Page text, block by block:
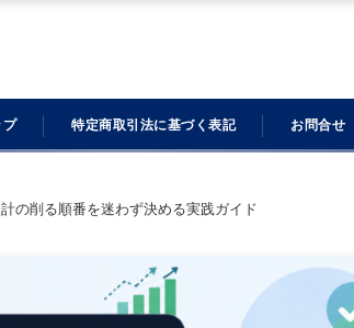
プ 特定商取引法に基づく表記 お問合せ
の削る順番を迷わず決める実践ガイド